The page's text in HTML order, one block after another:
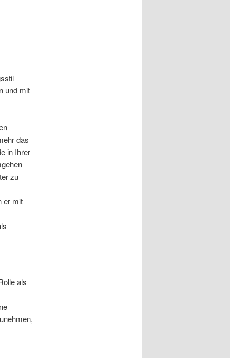
und mit
das
in Ihrer
zu
er mit
als